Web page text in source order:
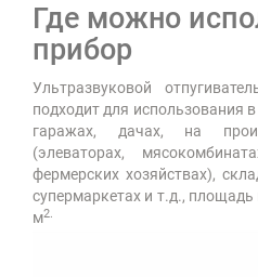
Где можно
прибор
Ультразвуковой
подходит для использования
гаражах, дачах, на
(элеваторах,
фермерских хозяйствах),
супермаркетах и т.д.,
м2.